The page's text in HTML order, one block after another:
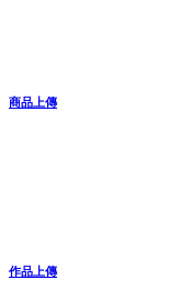
商品上傳
作品上傳